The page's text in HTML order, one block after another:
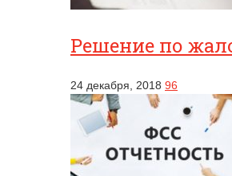
Решение по
24 декабря, 2018 96